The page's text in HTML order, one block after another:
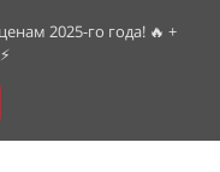
2025-го года! 🔥 +